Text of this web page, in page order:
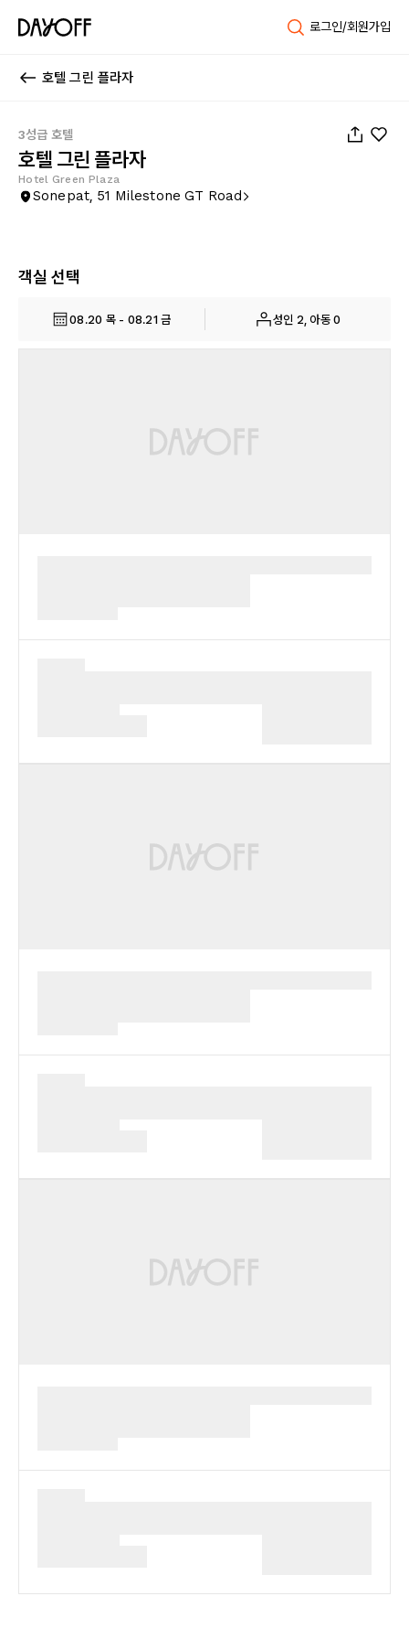
로그인/회원가입
호텔 그린 플라자
3성급 호텔
호텔 그린 플라자
Hotel Green Plaza
Sonepat, 51 Milestone GT Road
객실 선택
08.20 목 - 08.21 금 성인 2, 아동 0